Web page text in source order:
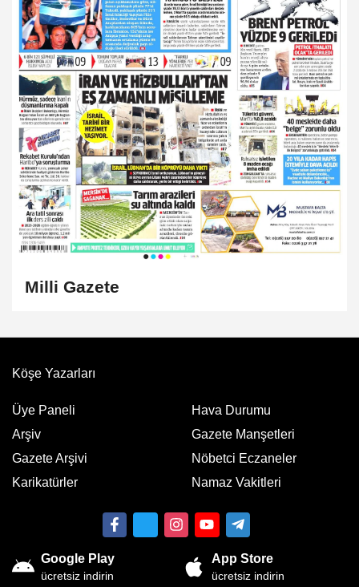
Milli Gazete
Köşe Yazarları
Üye Paneli
Arşiv
Gazete Arşivi
Karikatürler
Hava Durumu
Gazete Manşetleri
Nöbetci Eczaneler
Namaz Vakitleri
Google Play
ücretsiz indirin
App Store
ücretsiz indirin